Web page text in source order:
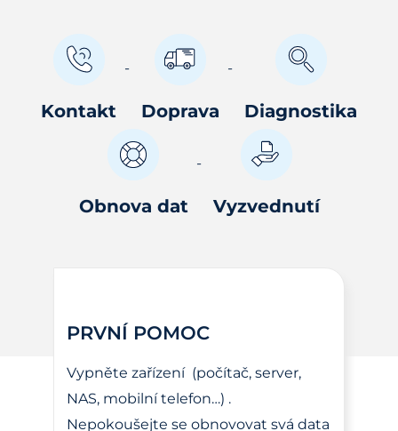
Kontakt Doprava Diagnostika
Obnova dat Vyzvednutí
PRVNÍ POMOC
Vypněte zařízení (počítač, server,
NAS, mobilní telefon…) .
Nepokoušejte se obnovovat svá data